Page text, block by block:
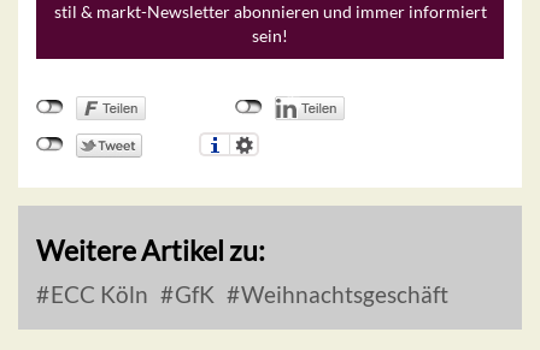
stil & markt-Newsletter abonnieren und immer informiert
sein!
Weitere Artikel zu:
ECC Köln GfK Weihnachtsgeschäft